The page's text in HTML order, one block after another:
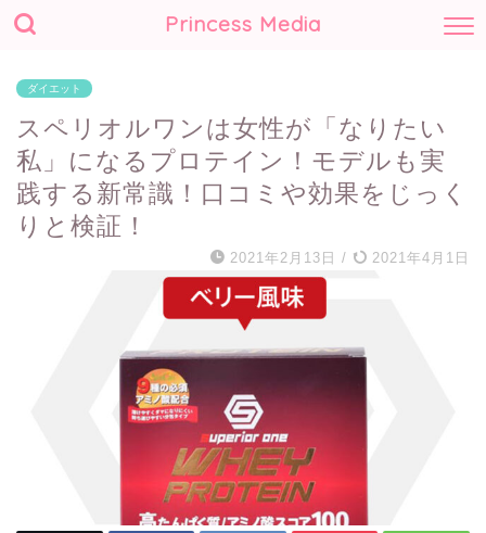
Princess Media
ダイエット
スペリオルワンは女性が「なりたい
私」になるプロテイン！モデルも実
践する新常識！口コミや効果をじっく
りと検証！
2021年2月13日 / 2021年4月1日